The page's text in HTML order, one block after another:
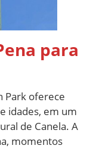
para
Park oferece
idades, em um
de Canela. A
momentos